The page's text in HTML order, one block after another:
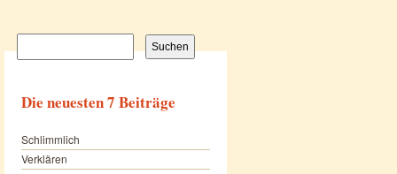
Suchen
Die neuesten 7 Beiträge
Schlimmlich
Verklären